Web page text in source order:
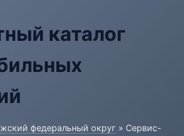
каталог
федеральный округ » Сервис-